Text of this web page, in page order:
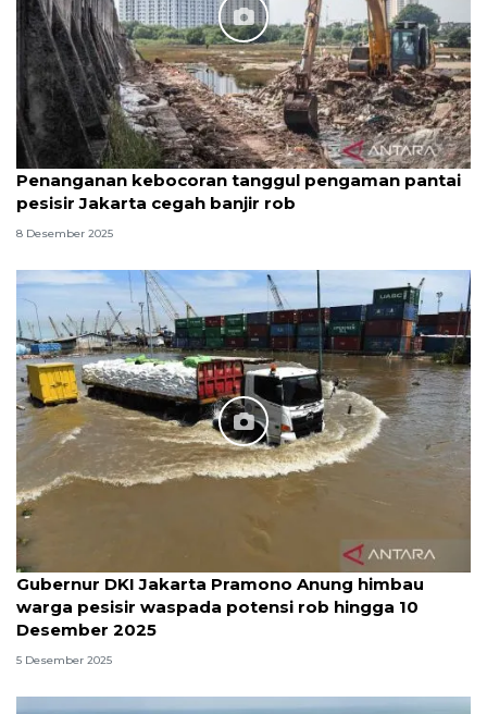
Penanganan kebocoran tanggul pengaman pantai
pesisir Jakarta cegah banjir rob
8 Desember 2025
Gubernur DKI Jakarta Pramono Anung himbau
warga pesisir waspada potensi rob hingga 10
Desember 2025
5 Desember 2025